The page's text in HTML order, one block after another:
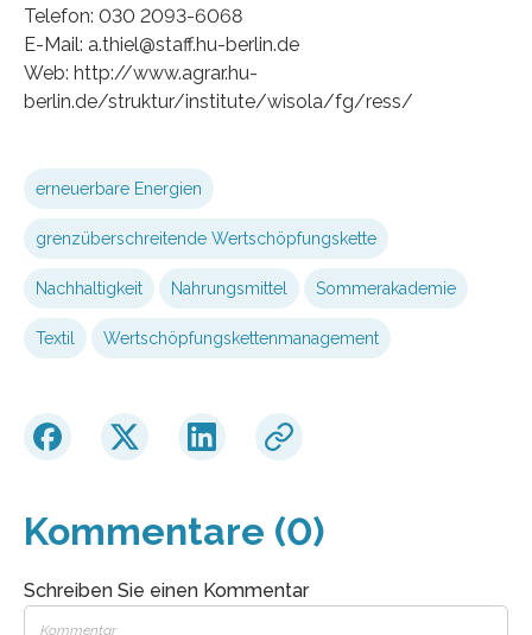
Telefon: 030 2093-6068
E-Mail: a.thiel@staff.hu-berlin.de
Web: http://www.agrar.hu-
berlin.de/struktur/institute/wisola/fg/ress/
erneuerbare Energien
grenzüberschreitende Wertschöpfungskette
Nachhaltigkeit Nahrungsmittel Sommerakademie
Textil Wertschöpfungskettenmanagement
Kommentare (0)
Schreiben Sie einen Kommentar